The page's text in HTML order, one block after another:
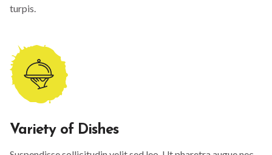
turpis.
Variety of Dishes